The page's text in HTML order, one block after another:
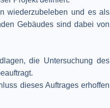
wiederzubeleben und es als
Gebäudes sind dabei von
die Untersuchung des
dieses Auftrages erhoffen